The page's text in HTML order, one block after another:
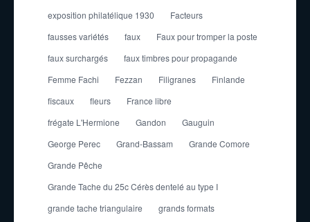
exposition philatélique 1930
Facteurs
fausses variétés
faux
Faux pour tromper la poste
faux surchargés
faux timbres pour propagande
Femme Fachi
Fezzan Filigranes
Finlande
fiscaux
fleurs
France libre
frégate L'Hermione
Gandon
Gauguin
George Perec
Grand-Bassam
Grande Comore
Grande Pêche
Grande Tache du 25c Cérès dentelé au type I
grande tache triangulaire
grands formats